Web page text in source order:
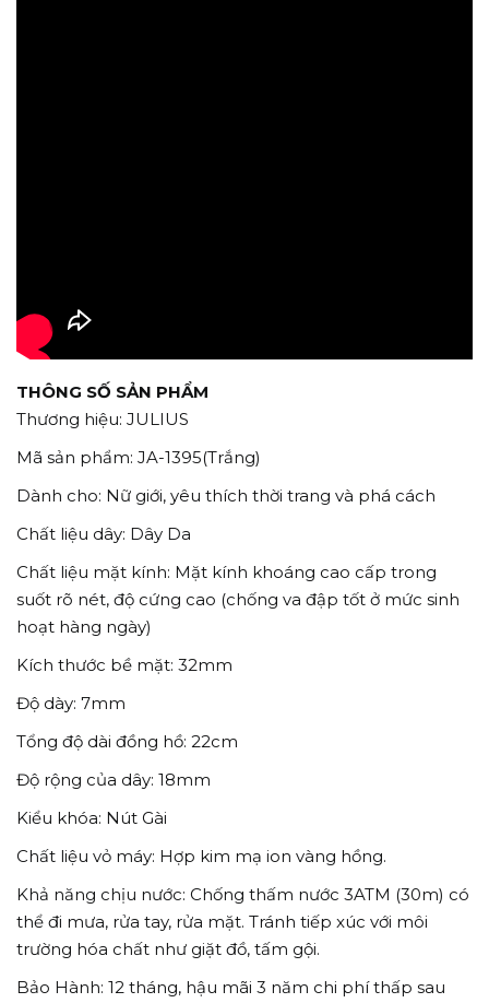
THÔNG SỐ SẢN PHẨM
Thương hiệu: JULIUS
Mã sản phẩm: JA-1395(Trắng)
Dành cho: Nữ giới, yêu thích thời trang và phá cách
Chất liệu dây: Dây Da
Chất liệu mặt kính: Mặt kính khoáng cao cấp trong
suốt rõ nét, độ cứng cao (chống va đập tốt ở mức sinh
hoạt hàng ngày)
Kích thước bề mặt: 32mm
Độ dày: 7mm
Tổng độ dài đồng hồ: 22cm
Độ rộng của dây: 18mm
Kiểu khóa: Nút Gài
Chất liệu vỏ máy: Hợp kim mạ ion vàng hồng.
Khả năng chịu nước: Chống thấm nước 3ATM (30m) có
thể đi mưa, rửa tay, rửa mặt. Tránh tiếp xúc với môi
trường hóa chất như giặt đồ, tấm gội.
Bảo Hành: 12 tháng, hậu mãi 3 năm chi phí thấp sau